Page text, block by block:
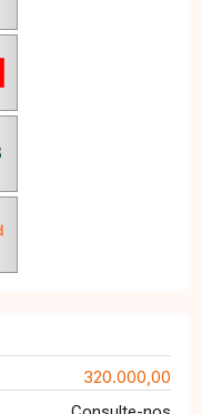
320.000,00